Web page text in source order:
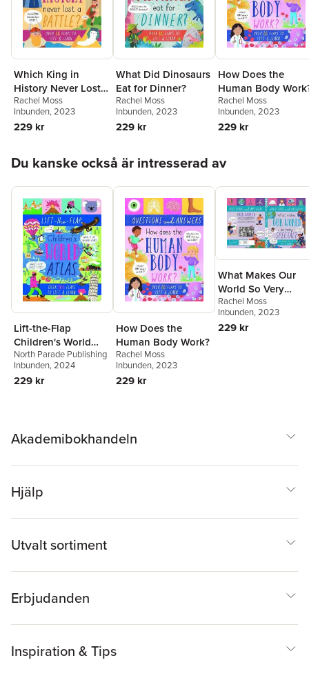
Which King in
History Never Lost a
Battle?
Rachel Moss
Inbunden, 2023
229 kr
What Did Dinosaurs
Eat for Dinner?
Rachel Moss
Inbunden, 2023
229 kr
How Does the
Human Body
Rachel Moss
Inbunden, 2023
229 kr
Du kanske också är intresserad av
Lift-the-Flap
Children's World
Atlas
North Parade Publishing
Inbunden, 2024
229 kr
How Does the
Human Body Work?
Rachel Moss
Inbunden, 2023
229 kr
What Makes Our
World So Very
Special?
Rachel Moss
Inbunden, 2023
229 kr
Akademibokhandeln
Hjälp
Utvalt sortiment
Erbjudanden
Inspiration & Tips